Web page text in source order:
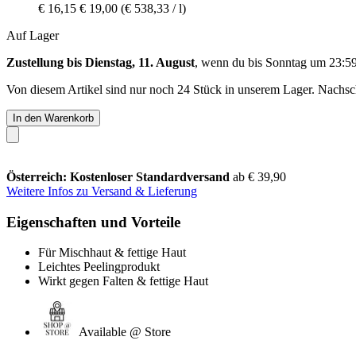
€ 16,15 € 19,00 (€ 538,33 / l)
Auf Lager
Zustellung bis Dienstag, 11. August, wenn du bis Sonntag um
Von diesem Artikel sind nur noch 24 Stück in unserem Lager.
In den Warenkorb
Österreich: Kostenloser Standardversand ab € 39,90
Weitere Infos zu Versand & Lieferung
Eigenschaften und Vorteile
Für Mischhaut & fettige Haut
Leichtes Peelingprodukt
Wirkt gegen Falten & fettige Haut
Available @ Store